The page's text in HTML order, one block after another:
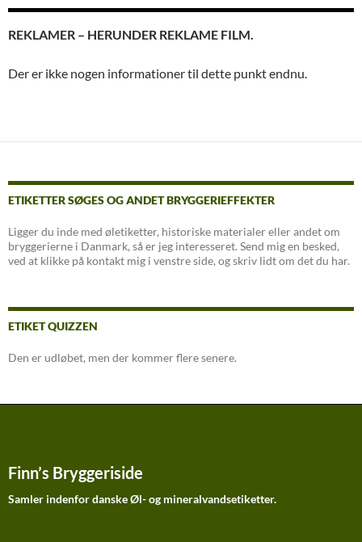
REKLAMER – HERUNDER REKLAME FILM.
Der er ikke nogen informationer til dette punkt endnu.
ETIKETTER SØGES OG ANDET BRYGGERIEFFEKTER
Ligger du inde med øletiketter, historiske materialer eller andet om
bryggerierne i Danmark, så er jeg interesseret. Send mig en besked,
ved at klikke på kontakt mig i venstre side, og skriv lidt om det du har.
ETIKET QUIZZEN
Den er udløbet, men der kommer flere senere.
Finn’s Bryggeriside
Samler indenfor danske Øl- og mineralvandsetiketter.